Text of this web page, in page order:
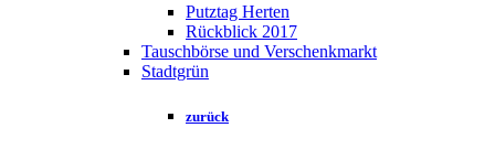
Putztag Herten
Rückblick 2017
Tauschbörse und Verschenkmarkt
Stadtgrün
zurück